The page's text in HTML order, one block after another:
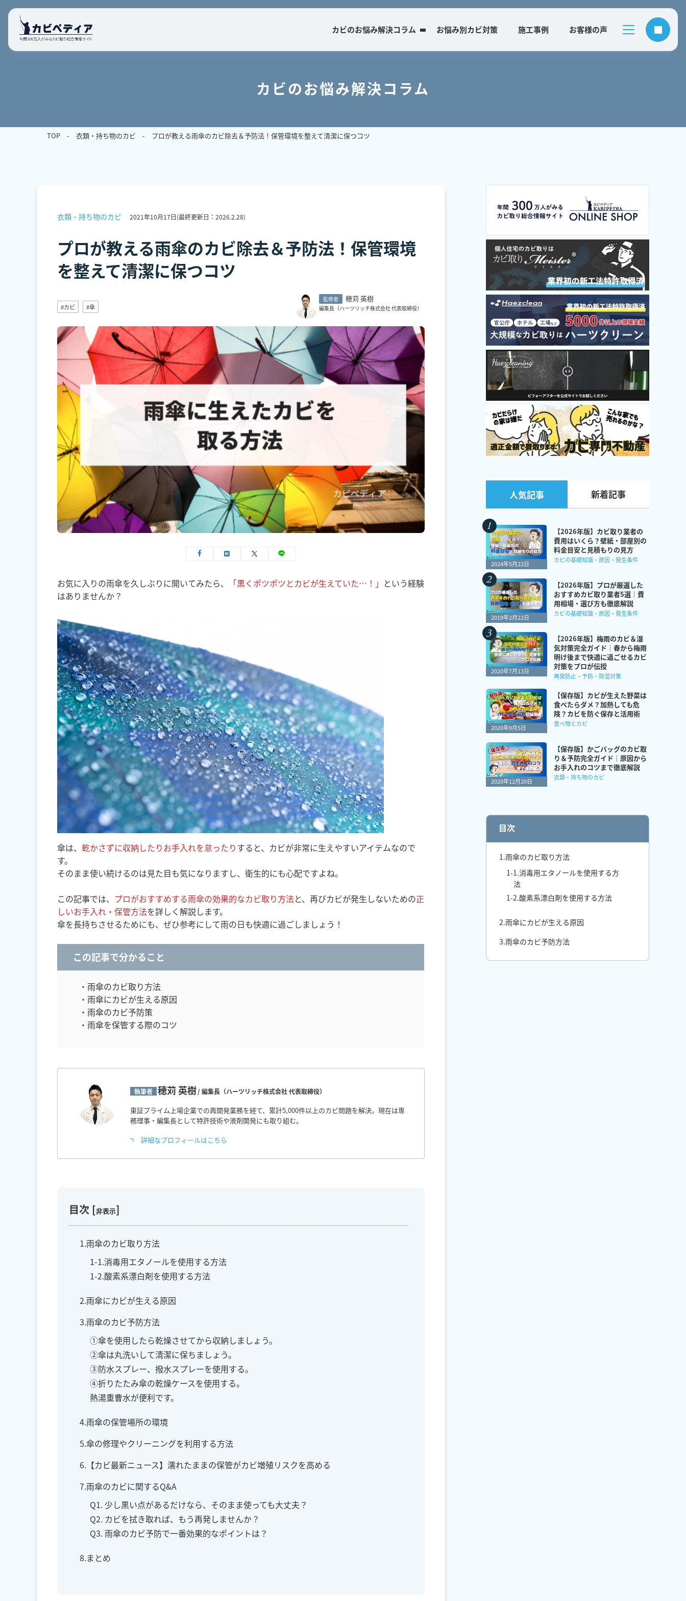
カビのお悩み解決コラム お悩み別カビ対策 施工事例 お客様の声
カビのお悩み解決コラム
TOP 衣類・持ち物のカビ プロが教える雨傘のカビ除去＆予防法！保管環境を整えて清潔に保つコツ
衣類・持ち物のカビ 2021年10月17日(最終更新日： 2026.2.28)
プロが教える雨傘のカビ除去＆予防法！保管環境
を整えて清潔に保つコツ
#カビ #傘
監修者 穂苅 英樹
編集長（ハーツリッチ株式会社 代表取締役）
お気に入りの雨傘を久しぶりに開いてみたら、 「黒くポツポツとカビが生えていた…！」 という経験
はありませんか？
傘は、 乾かさずに収納したりお手入れを怠ったりすると、カビが非常に生えやすいアイテムなので
す。
そのまま使い続けるのは見た目も気になりますし、衛生的にも心配ですよね。
この記事では、 プロがおすすめする雨傘の効果的なカビ取り方法と、再びカビが発生しないための正
しいお手入れ・保管方法を詳しく解説します。
傘を長持ちさせるためにも、ぜひ参考にして雨の日も快適に過ごしましょう！
この記事で分かること
・雨傘のカビ取り方法
・雨傘にカビが生える原因
・雨傘のカビ予防策
・雨傘を保管する際のコツ
執筆者 穂苅 英樹/ 編集長（ハーツリッチ株式会社 代表取締役）
東証プライム上場企業での再開発業務を経て、累計5,000件以上のカビ問題を解決。現在は専
務理事・編集長として特許技術や液剤開発にも取り組む。
詳細なプロフィールはこちら
目次 [非表示]
1.雨傘のカビ取り方法
1-1.消毒用エタノールを使用する方法
1-2.酸素系漂白剤を使用する方法
2.雨傘にカビが生える原因
3.雨傘のカビ予防方法
①傘を使用したら乾燥させてから収納しましょう。
②傘は丸洗いして清潔に保ちましょう。
③防水スプレー、撥水スプレーを使用する。
④折りたたみ傘の乾燥ケースを使用する。
熱湯重曹水が便利です。
4.雨傘の保管場所の環境
5.傘の修理やクリーニングを利用する方法
6.【カビ最新ニュース】濡れたままの保管がカビ増殖リスクを高める
7.雨傘のカビに関するQ&A
Q1. 少し黒い点があるだけなら、そのまま使っても大丈夫？
Q2. カビを拭き取れば、もう再発しませんか？
Q3. 雨傘のカビ予防で一番効果的なポイントは？
8.まとめ
人気記事 新着記事
2024年5月22日
【2026年版】カビ取り業者の
費用はいくら？壁紙・部屋別の
料金目安と見積もりの見方
カビの基礎知識・原因・発生条件
2019年2月22日
【2026年版】プロが厳選した
おすすめカビ取り業者5選｜費
用相場・選び方も徹底解説
カビの基礎知識・原因・発生条件
2020年7月13日
【2026年版】梅雨のカビ＆湿
気対策完全ガイド｜春から梅雨
明け後まで快適に過ごせるカビ
対策をプロが伝授
再発防止・予防・除湿対策
2020年9月5日
【保存版】カビが生えた野菜は
食べたらダメ？加熱しても危
険？カビを防ぐ保存と活用術
食べ物とカビ
2020年12月20日
【保存版】かごバッグのカビ取
り＆予防完全ガイド｜原因から
お手入れのコツまで徹底解説
衣類・持ち物のカビ
目次
1.雨傘のカビ取り方法
1-1.消毒用エタノールを使用する方
法
1-2.酸素系漂白剤を使用する方法
2.雨傘にカビが生える原因
3.雨傘のカビ予防方法